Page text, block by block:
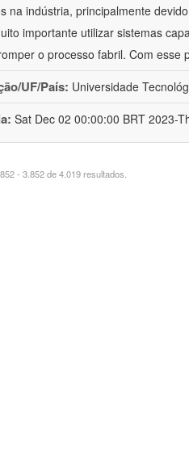
na indústria, principalmente
importante utilizar sistemas
o processo fabril. Com esse
UF/País: Universidade
Sat Dec 02 00:00:00 BRT 2023-
- 3.852 de 4.019 resultados.